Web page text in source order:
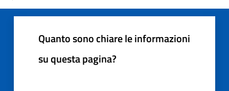
Quanto sono chiare le informazioni
su questa pagina?